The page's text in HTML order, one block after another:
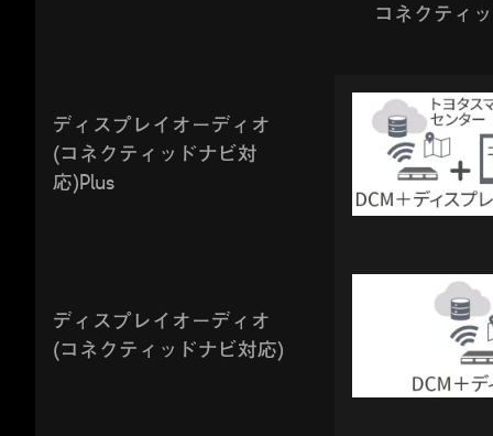
コネクティ
ディスプレイオーディオ
(コネクティッドナビ対
応)Plus
ディスプレイオーディオ
(コネクティッドナビ対応)